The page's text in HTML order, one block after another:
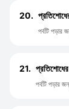
20.
পর্বটি পড়ার
21.
পর্বটি পড়ার